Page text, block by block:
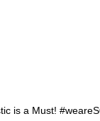
is a Must!